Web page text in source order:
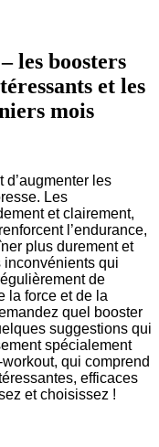
les boosters
et les
mois
d’augmenter les
Les
et clairement,
l’endurance,
plus durement et
inconvénients qui
de
la force et de la
quel booster
suggestions qui
spécialement
qui comprend
efficaces
et choisissez !